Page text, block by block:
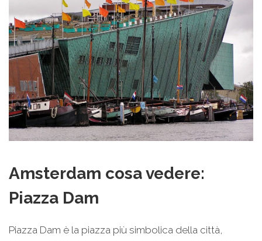
Amsterdam cosa vedere:
Piazza Dam
Piazza Dam è la piazza più simbolica della città,